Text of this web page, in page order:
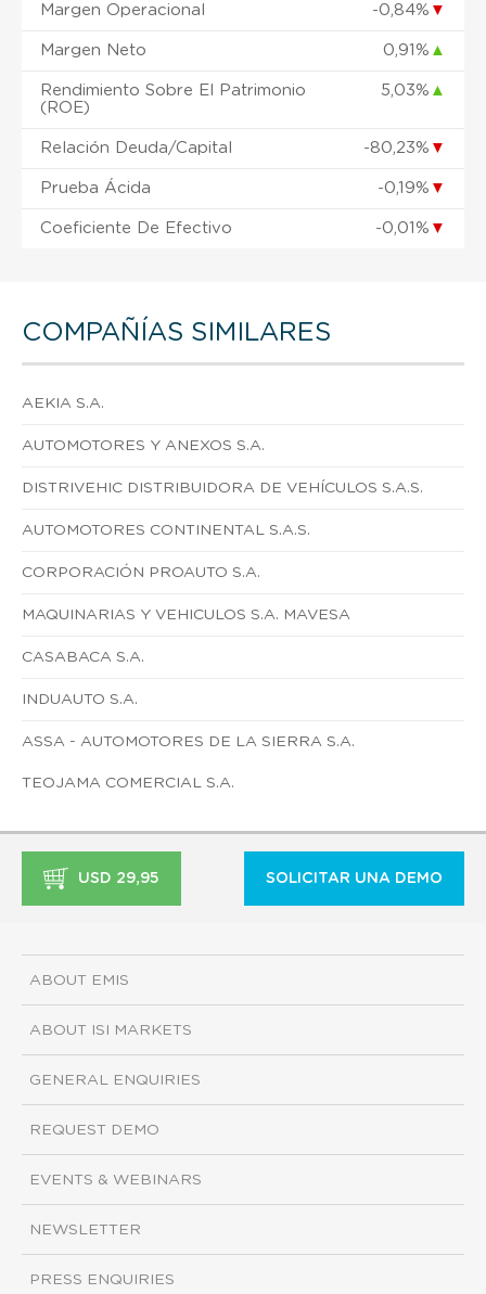
Margen Operacional -0,84% ▼
Margen Neto 0,91% ▲
Rendimiento Sobre El Patrimonio
(ROE)
5,03% ▲
Relación Deuda/Capital -80,23% ▼
Prueba Ácida -0,19% ▼
Coeficiente De Efectivo -0,01% ▼
COMPAÑÍAS SIMILARES
AEKIA S.A.
AUTOMOTORES Y ANEXOS S.A.
DISTRIVEHIC DISTRIBUIDORA DE VEHÍCULOS S.A.S.
AUTOMOTORES CONTINENTAL S.A.S.
CORPORACIÓN PROAUTO S.A.
MAQUINARIAS Y VEHICULOS S.A. MAVESA
CASABACA S.A.
INDUAUTO S.A.
ASSA - AUTOMOTORES DE LA SIERRA S.A.
TEOJAMA COMERCIAL S.A.
USD 29,95 SOLICITAR UNA DEMO
ABOUT EMIS
ABOUT ISI MARKETS
GENERAL ENQUIRIES
REQUEST DEMO
EVENTS & WEBINARS
NEWSLETTER
PRESS ENQUIRIES